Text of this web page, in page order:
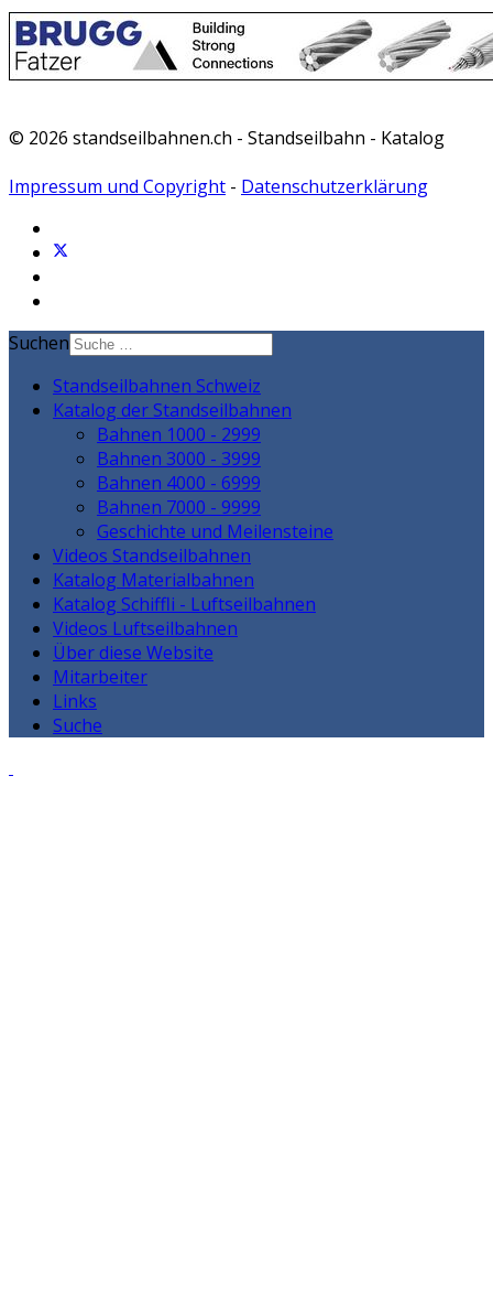
© 2026 standseilbahnen.ch - Standseilbahn - Katalog
Impressum und Copyright - Datenschutzerklärung
Suchen
Standseilbahnen Schweiz
Katalog der Standseilbahnen
Bahnen 1000 - 2999
Bahnen 3000 - 3999
Bahnen 4000 - 6999
Bahnen 7000 - 9999
Geschichte und Meilensteine
Videos Standseilbahnen
Katalog Materialbahnen
Katalog Schiffli - Luftseilbahnen
Videos Luftseilbahnen
Über diese Website
Mitarbeiter
Links
Suche